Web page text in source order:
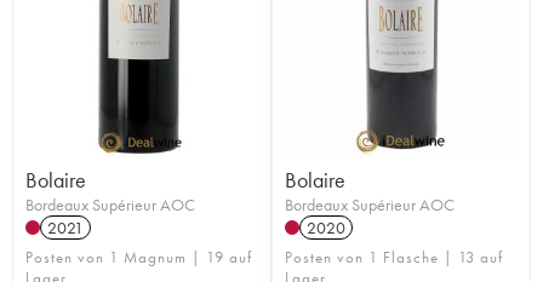
Bolaire
Bordeaux Supérieur AOC
2021
Posten von 1 Magnum | 19 auf
Lager
Bolaire
Bordeaux Supérieur AOC
2020
Posten von 1 Flasche | 13 auf
Lager